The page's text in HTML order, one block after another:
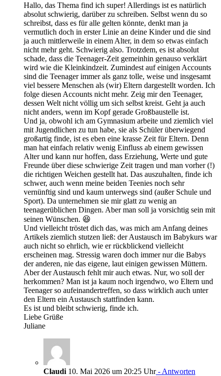
Hallo, das Thema find ich super! Allerdings ist es natürlich
absolut schwierig, darüber zu schreiben. Selbst wenn du so
schreibst, dass es für alle gelten könnte, denkt man ja
vermutlich doch in erster Linie an deine Kinder und die sind
ja auch mittlerweile in einem Alter, in dem so etwas einfach
nicht mehr geht. Schwierig also. Trotzdem, es ist absolut
schade, dass die Teenager-Zeit gemeinhin genauso verklärt
wird wie die Kleinkindzeit. Zumindest auf einigen Accounts
sind die Teenager immer als ganz tolle, weise und insgesamt
viel bessere Menschen als (wir) Eltern dargestellt worden. Ich
folge diesen Accounts nicht mehr. Zeig mir den Teenager,
dessen Welt nicht völlig um sich selbst kreist. Geht ja auch
nicht anders, wenn im Kopf gerade Großbaustelle ist.
Und ja, obwohl ich am Gymnasium arbeite und ziemlich viel
mit Jugendlichen zu tun habe, sie als Schüler überwiegend
großartig finde, ist es eben eine krasse Zeit für Eltern. Denn
man hat einfach relativ wenig Einfluss ab einem gewissen
Alter und kann nur hoffen, dass Erziehung, Werte und gute
Freunde über diese schwierige Zeit tragen und man vorher (!)
die richtigen Weichen gestellt hat. Das auszuhalten, finde ich
schwer, auch wenn meine beiden Teenies noch sehr
vernünftig sind und kaum unterwegs sind (außer Schule und
Sport). Da unternehmen sie mir glatt zu wenig an
teenagerüblichen Dingen. Aber man soll ja vorsichtig sein mit
seinen Wünschen. 😆
Und vielleicht tröstet dich das, was mich am Anfang deines
Artikels ziemlich stutzen ließ: der Austausch im Babykurs war
auch nicht so ehrlich, wie er rückblickend vielleicht
erscheinen mag. Stressig waren doch immer nur die Babys
der anderen, nie das eigene, laut einigen gewissen Müttern.
Aber der Austausch fehlt mir auch etwas. Nur, wo soll der
herkommen? Man ist ja kaum noch irgendwo, wo Eltern und
Teenager so aufeinandertreffen, so dass wirklich auch unter
den Eltern ein Austausch stattfinden kann.
Es ist und bleibt schwierig, finde ich.
Liebe Grüße
Juliane
Claudi 10. Mai 2026 um 20:25 Uhr- Antworten